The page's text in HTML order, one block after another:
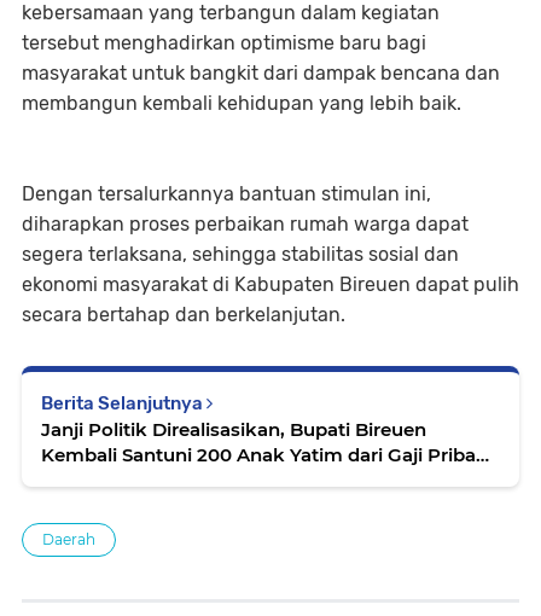
kebersamaan yang terbangun dalam kegiatan
tersebut menghadirkan optimisme baru bagi
masyarakat untuk bangkit dari dampak bencana dan
membangun kembali kehidupan yang lebih baik.
Dengan tersalurkannya bantuan stimulan ini,
diharapkan proses perbaikan rumah warga dapat
segera terlaksana, sehingga stabilitas sosial dan
ekonomi masyarakat di Kabupaten Bireuen dapat pulih
secara bertahap dan berkelanjutan.
Berita Selanjutnya
Janji Politik Direalisasikan, Bupati Bireuen
Kembali Santuni 200 Anak Yatim dari Gaji Pribadi
Daerah